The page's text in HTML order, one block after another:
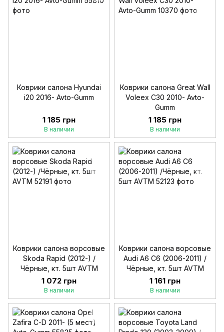
Коврики салона Hyundai
i20 2016- Avto-Gumm
1 185 грн
В наличии
Коврики салона Great Wall
Voleex C30 2010- Avto-
Gumm
1 185 грн
В наличии
Коврики салона ворсовые
Skoda Rapid (2012-) /
Чёрные, кт. 5шт AVTM
1 072 грн
В наличии
Коврики салона ворсовые
Audi A6 С6 (2006-2011) /
Чёрные, кт. 5шт AVTM
1 161 грн
В наличии